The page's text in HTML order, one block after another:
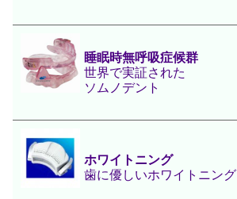
睡眠時無呼吸症候群
世界で実証された
ソムノデント
ホワイトニング
歯に優しいホワイトニング